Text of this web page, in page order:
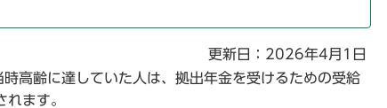
更新日：2026年4月1日
高齢に達していた人は、拠出年金を受けるための受給
ます。